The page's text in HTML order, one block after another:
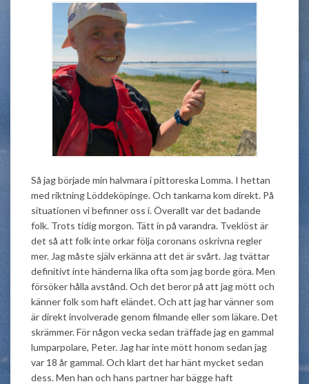
Så jag började min halvmara i pittoreska Lomma. I hettan
med riktning Löddeköpinge. Och tankarna kom direkt. På
situationen vi befinner oss i. Överallt var det badande
folk. Trots tidig morgon. Tätt in på varandra. Tveklöst är
det så att folk inte orkar följa coronans oskrivna regler
mer. Jag måste själv erkänna att det är svårt. Jag tvättar
definitivt inte händerna lika ofta som jag borde göra. Men
försöker hålla avstånd. Och det beror på att jag mött och
känner folk som haft eländet. Och att jag har vänner som
är direkt involverade genom filmande eller som läkare. Det
skrämmer. För någon vecka sedan träffade jag en gammal
lumparpolare, Peter. Jag har inte mött honom sedan jag
var 18 år gammal. Och klart det har hänt mycket sedan
dess. Men han och hans partner har bägge haft